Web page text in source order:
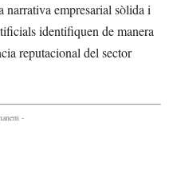
narrativa empresarial sòlida i
identifiquen de manera
reputacional del sector
-